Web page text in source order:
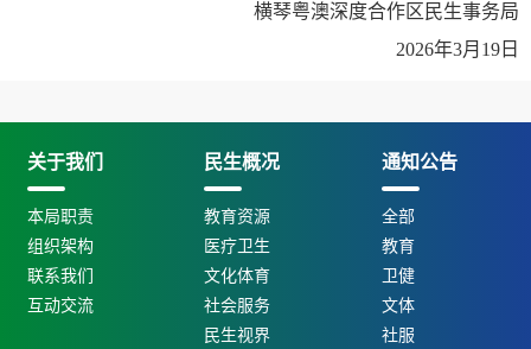
横琴粤澳深度合作区民生事务局
2026年3月19日
关于我们
本局职责
组织架构
联系我们
互动交流
民生概况
教育资源
医疗卫生
文化体育
社会服务
民生视界
通知公告
全部
教育
卫健
文体
社服